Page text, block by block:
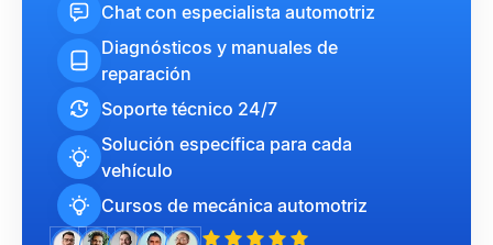
Chat con especialista automotriz
Diagnósticos y manuales de
reparación
Soporte técnico 24/7
Solución específica para cada
vehículo
Cursos de mecánica automotriz